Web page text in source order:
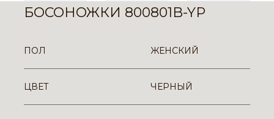
БОСОНОЖКИ 800801B-YP
ПОЛ ЖЕНСКИЙ
ЦВЕТ ЧЕРНЫЙ